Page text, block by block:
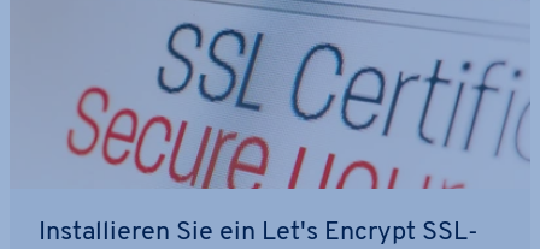
In­stal­lie­ren Sie ein Let's Encrypt SSL-